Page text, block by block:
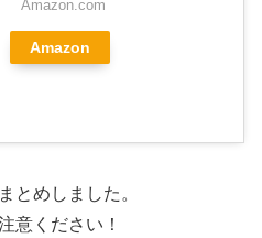
Amazon.com
Amazon
とめしました。
意ください！